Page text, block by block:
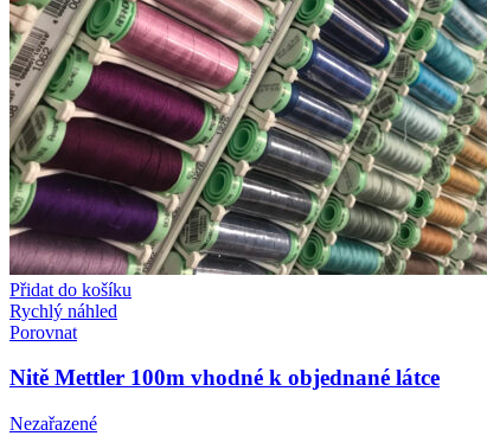
Přidat do košíku
Rychlý náhled
Porovnat
Nitě Mettler 100m vhodné k objednané látce
Nezařazené